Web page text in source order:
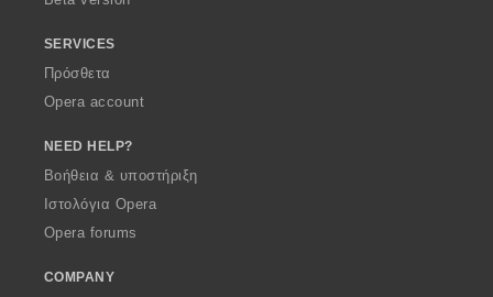
SERVICES
Πρόσθετα
Opera account
NEED HELP?
Βοήθεια & υποστήριξη
Ιστολόγια Opera
Opera forums
COMPANY